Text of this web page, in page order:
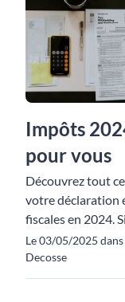
Impôts
pour vous
Découvrez tout
votre déclaration
fiscales en 2024.
Le 03/05/2025
Decosse